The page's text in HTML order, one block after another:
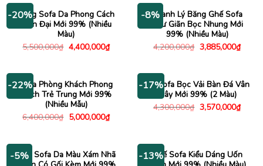
3,670,000₫.
-20%
Băng Sofa Da Phong Cách
Hiện Đại Mới 99% (Nhiều
Màu)
5,500,000₫ Giá
gốc
4,400,000₫Giá
hiện
4,400,000₫.
-8%Thanh Lý Băng Ghế Sofa
Thư Giãn Bọc Nhung Mới
99% (Nhiều Màu)
4,200,000₫ Giá
gốc
3,885,000₫Giá
hiện
-22%Sofa Phòng Khách Phong
Cách Trẻ Trung Mới 99%
(Nhiều Mẫu)
6,400,000₫ Giá
gốc
5,000,000₫Giá
hiện
5,000,000₫.
-17%
Bộ Sofa Bọc Vải Bàn Đá Vân
Mây Mới 99% (2 Màu)
4,300,000₫ Giá
gốc
3,570,000₫Giá
hiện
-5%
Ghế Sofa Da Màu Xám Nhã
-13%Ghế Sofa Kiểu Dáng Uốn